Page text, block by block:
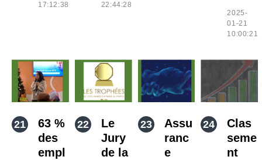
17:12:38
22:44:28
2025-
01-21
10:00:21
63 %
des
empl
Le
Jury
de la
Assu
ranc
e
Clas
seme
nt